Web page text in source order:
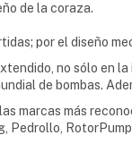
de la coraza.
por el diseño
no sólo en
de bombas.
marcas más